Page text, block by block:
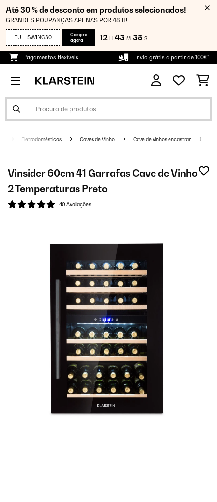
Até 30 % de desconto em produtos selecionados!
GRANDES POUPANÇAS APENAS POR 48 H!
FULLSWING30
Compre
agora
12 H 43 M 37 S
Pagamentos flexíveis Envio grátis a partir de 100€*
Eletrodomésticos Caves de Vinho Cave de vinhos encastrar
Vinsider 60cm 41 Garrafas Cave de Vinho
2 Temperaturas Preto
40 Avaliações